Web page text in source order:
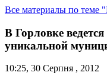
Все материалы по теме
В Горловке
уникальной
10:25, 30 Серпня , 2012